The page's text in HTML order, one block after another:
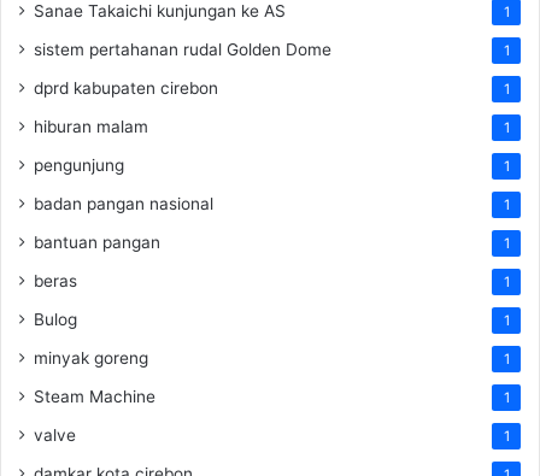
Sanae Takaichi kunjungan ke AS 1
sistem pertahanan rudal Golden Dome 1
dprd kabupaten cirebon 1
hiburan malam 1
pengunjung 1
badan pangan nasional 1
bantuan pangan 1
beras 1
Bulog 1
minyak goreng 1
Steam Machine 1
valve 1